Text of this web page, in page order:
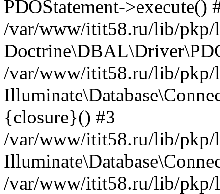
PDOStatement->execute()
/var/www/itit58.ru/lib/pkp/
/var/www/itit58.ru/lib/pkp/
{closure}() #3
/var/www/itit58.ru/lib/pkp/
/var/www/itit58.ru/lib/pkp/